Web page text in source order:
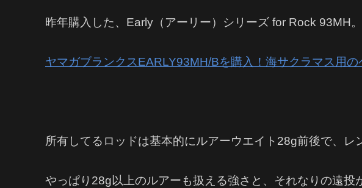
昨年購入した、Early（アーリー）シリーズ for Rock 93MH。
ヤマガブランクスEARLY93MH/Bを購入！海サクラマス用
所有してるロッドは基本的にルアーウエイト28g前後で、レ
やっぱり28g以上のルアーも扱える強さと、それなりの遠投